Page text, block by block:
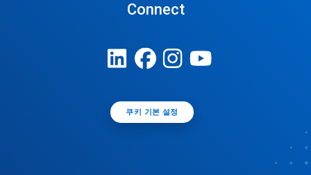
Connect
쿠키 기본 설정